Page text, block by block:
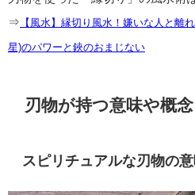
⇒ 【風水】縁切り風水！嫌いな人と離
星)のパワーと鋏のおまじない
刃物が持つ意味や概念
スピリチュアルな刃物の